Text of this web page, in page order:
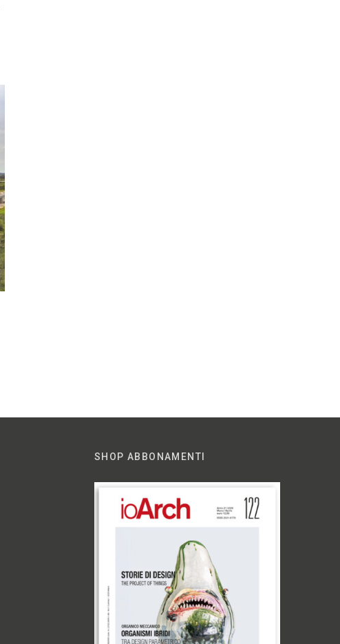
SHOP ABBONAMENTI